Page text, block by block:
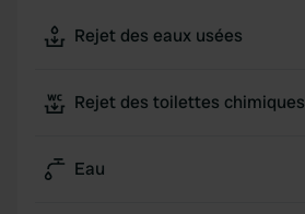
Rejet des eaux usées
Rejet des toilettes chimiques
Eau